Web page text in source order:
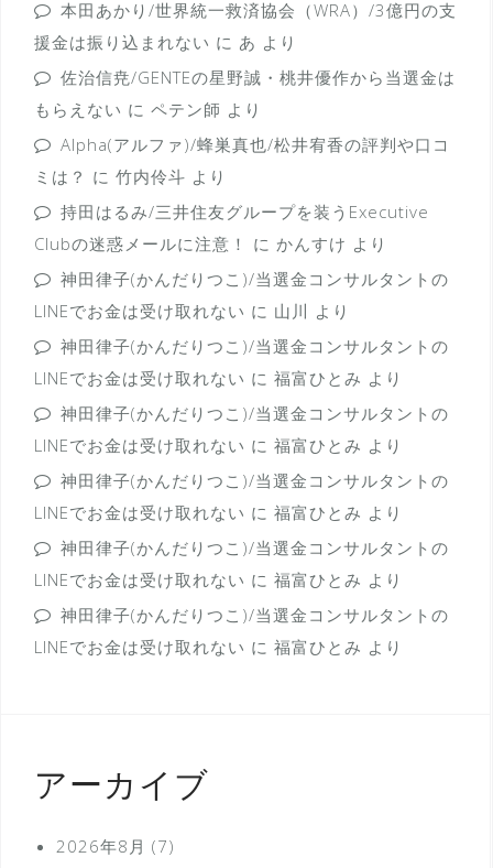
本田あかり/世界統一救済協会（WRA）/3億円の支
援金は振り込まれない に あ より
佐治信尭/GENTEの星野誠・桃井優作から当選金は
もらえない に ペテン師 より
Alpha(アルファ)/蜂巣真也/松井宥香の評判や口コ
ミは？ に 竹内伶斗 より
持田はるみ/三井住友グループを装うExecutive
Clubの迷惑メールに注意！
に かんすけ より
神田律子(かんだりつこ)/当選金コンサルタントの
LINEでお金は受け取れない に 山川 より
神田律子(かんだりつこ)/当選金コンサルタントの
LINEでお金は受け取れない に 福富ひとみ より
神田律子(かんだりつこ)/当選金コンサルタントの
LINEでお金は受け取れない に 福富ひとみ より
神田律子(かんだりつこ)/当選金コンサルタントの
LINEでお金は受け取れない に 福富ひとみ より
神田律子(かんだりつこ)/当選金コンサルタントの
LINEでお金は受け取れない に 福富ひとみ より
神田律子(かんだりつこ)/当選金コンサルタントの
LINEでお金は受け取れない に 福富ひとみ より
アーカイブ
2026年8月 (7)